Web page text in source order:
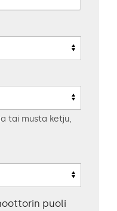
tai musta ketju,
puoli